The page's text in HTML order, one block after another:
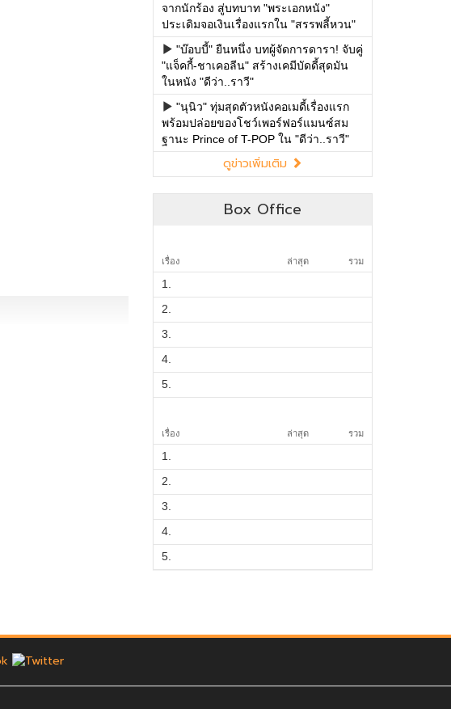
จากนักร้อง สู่บทบาท "พระเอกหนัง"
ประเดิมจอเงินเรื่องแรกใน "สรรพลี้หวน"
"บ๊อบบี้" ยืนหนึ่ง บทผู้จัดการดารา! จับคู่
"แจ็คกี้-ชาเคอลีน" สร้างเคมีบัดดี้สุดมัน
ในหนัง "ดีว่า..ราวี"
"นุนิว" ทุ่มสุดตัวหนังคอเมดี้เรื่องแรก
พร้อมปล่อยของโชว์เพอร์ฟอร์แมนซ์สม
ฐานะ Prince of T-POP ใน "ดีว่า..ราวี"
ดูข่าวเพิ่มเติม
Box Office
เรื่อง ล่าสุด รวม
1.
2.
3.
4.
5.
เรื่อง ล่าสุด รวม
1.
2.
3.
4.
5.